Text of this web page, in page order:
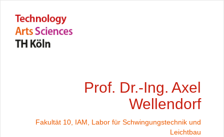
Prof. Dr.-Ing. Axel
Wellendorf
Fakultät 10, IAM, Labor für Schwingungstechnik und
Leichtbau